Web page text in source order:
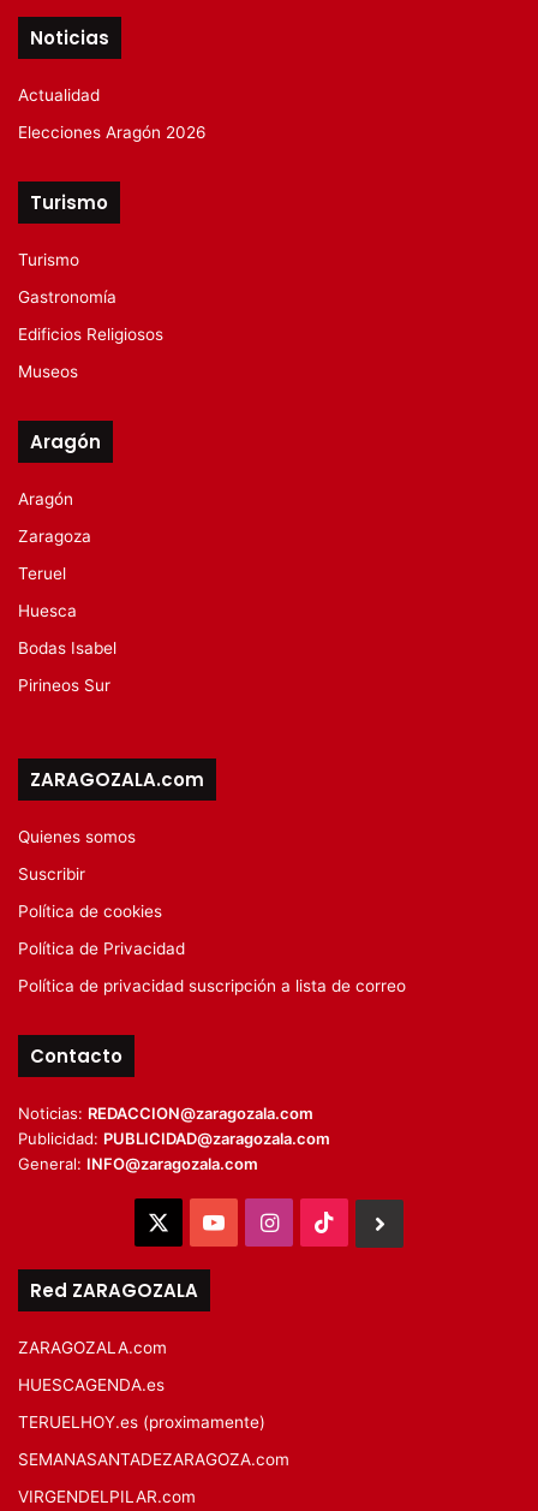
Noticias
Actualidad
Elecciones Aragón 2026
Turismo
Turismo
Gastronomía
Edificios Religiosos
Museos
Aragón
Aragón
Zaragoza
Teruel
Huesca
Bodas Isabel
Pirineos Sur
ZARAGOZALA.com
Quienes somos
Suscribir
Política de cookies
Política de Privacidad
Política de privacidad suscripción a lista de correo
Contacto
Noticias: REDACCION@zaragozala.com
Publicidad: PUBLICIDAD@zaragozala.com
General: INFO@zaragozala.com
YouTubeInstagram
TikTok
Red ZARAGOZALA
ZARAGOZALA.com
HUESCAGENDA.es
TERUELHOY.es (proximamente)
SEMANASANTADEZARAGOZA.com
VIRGENDELPILAR.com